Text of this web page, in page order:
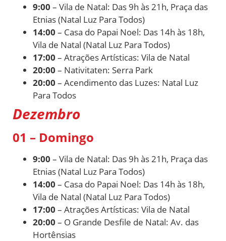
9:00 – Vila de Natal: Das 9h às 21h, Praça das
Etnias (Natal Luz Para Todos)
14:00 – Casa do Papai Noel: Das 14h às 18h,
Vila de Natal (Natal Luz Para Todos)
17:00 – Atrações Artísticas: Vila de Natal
20:00 – Nativitaten: Serra Park
20:00 – Acendimento das Luzes: Natal Luz
Para Todos
Dezembro
01 – Domingo
9:00 – Vila de Natal: Das 9h às 21h, Praça das
Etnias (Natal Luz Para Todos)
14:00 – Casa do Papai Noel: Das 14h às 18h,
Vila de Natal (Natal Luz Para Todos)
17:00 – Atrações Artísticas: Vila de Natal
20:00 – O Grande Desfile de Natal: Av. das
Hortênsias